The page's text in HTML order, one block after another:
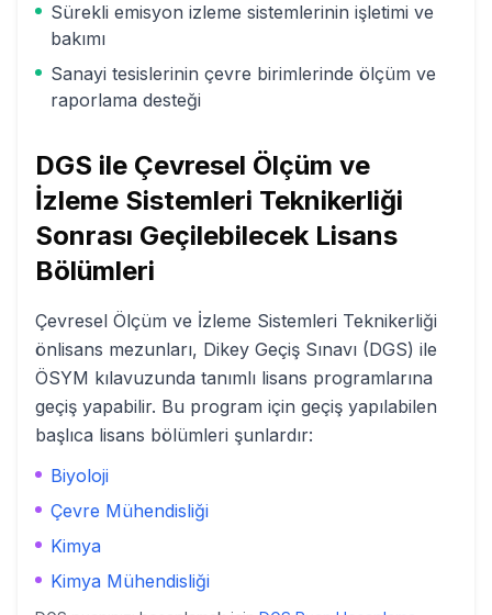
Sürekli emisyon izleme sistemlerinin işletimi ve
bakımı
Sanayi tesislerinin çevre birimlerinde ölçüm ve
raporlama desteği
DGS ile Çevresel Ölçüm ve
İzleme Sistemleri Teknikerliği
Sonrası Geçilebilecek Lisans
Bölümleri
Çevresel Ölçüm ve İzleme Sistemleri Teknikerliği
önlisans mezunları, Dikey Geçiş Sınavı (DGS) ile
ÖSYM kılavuzunda tanımlı lisans programlarına
geçiş yapabilir. Bu program için geçiş yapılabilen
başlıca lisans bölümleri şunlardır:
Biyoloji
Çevre Mühendisliği
Kimya
Kimya Mühendisliği